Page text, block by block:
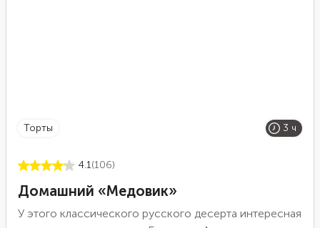
торты 3 ч
4.1(106)
Домашний «Медовик»
У этого классического русского десерта интересная